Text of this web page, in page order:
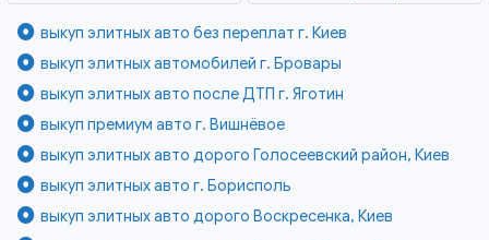
выкуп элитных авто без переплат г. Киев
выкуп элитных автомобилей г. Бровары
выкуп элитных авто после ДТП г. Яготин
выкуп премиум авто г. Вишнёвое
выкуп элитных авто дорого Голосеевский район, Киев
выкуп элитных авто г. Борисполь
выкуп элитных авто дорого Воскресенка, Киев